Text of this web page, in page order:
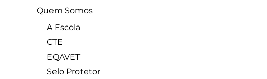
Quem Somos
A Escola
CTE
EQAVET
Selo Protetor